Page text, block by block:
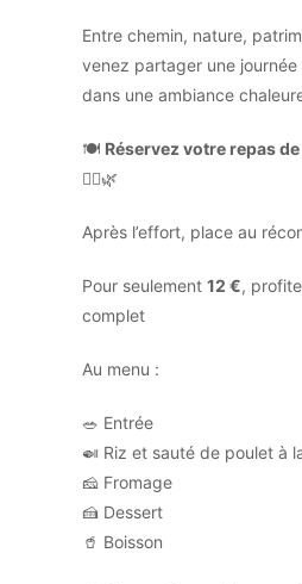
Entre chemin, nature,
venez partager une
dans une ambiance
🍽️ Réservez votre repas
🏃‍♂️🌿
Après l’effort, place au
Pour seulement 12 €,
complet
Au menu :
🥗 Entrée
🍛 Riz et sauté de poulet à
🧀 Fromage
🍰 Dessert
🥤 Boisson